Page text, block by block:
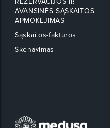
AVANSINĖS SĄSKAITOS
APMOKĖJIMAS
Sąskaitos-faktūros
Skenavimas